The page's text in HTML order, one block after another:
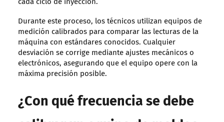
cada ciclo de inyección.
Durante este proceso, los técnicos utilizan equipos de
medición calibrados para comparar las lecturas de la
máquina con estándares conocidos. Cualquier
desviación se corrige mediante ajustes mecánicos o
electrónicos, asegurando que el equipo opere con la
máxima precisión posible.
¿Con qué frecuencia se debe